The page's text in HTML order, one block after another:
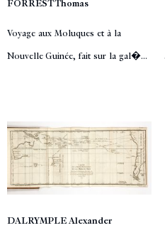
FORREST Thomas
Voyage aux Moluques et à la
Nouvelle Guinée, fait sur la gal�...
DALRYMPLE Alexander